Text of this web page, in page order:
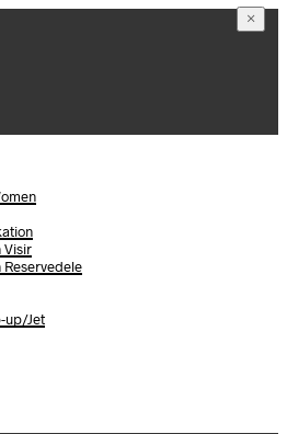
Visir
up/Jet
×